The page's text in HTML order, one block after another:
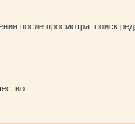
после просмотра, поиск